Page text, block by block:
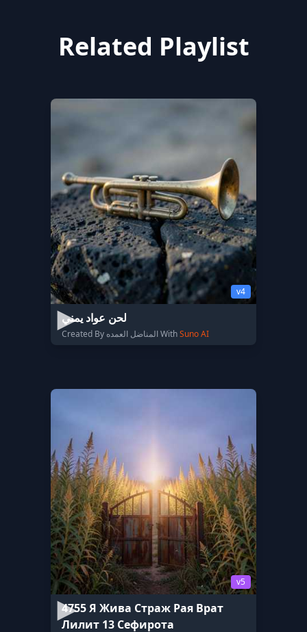
Related Playlist
v4
لحن عواد يمني
Created By المناضل العمده WithSuno AI
v5
4755 Я Жива Страж Рая Врат
Лилит 13 Сефирота